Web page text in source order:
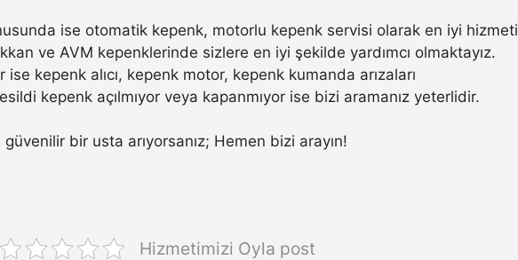
ise otomatik kepenk, motorlu kepenk servisi olarak en iyi hizmeti
ve AVM kepenklerinde sizlere en iyi şekilde yardımcı olmaktayız.
kepenk alıcı, kepenk motor, kepenk kumanda arızaları
kepenk açılmıyor veya kapanmıyor ise bizi aramanız yeterlidir.
güvenilir bir usta arıyorsanız; Hemen bizi arayın!
Hizmetimizi Oyla post